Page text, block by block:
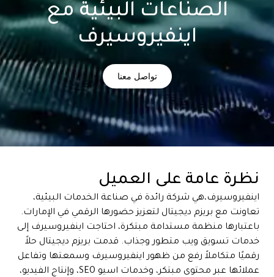
الصناعات البيئية مع
اينفيروسيرف
تواصل معنا
نظرة عامة على العميل
اينفيروسيرف،هي شركة رائدة في صناعة الخدمات البيئية،
تعاونت مع بريزم ديجيتال لتعزيز حضورها الرقمي في الإمارات.
باعتبارها منظمة مستدامة مبتكرة، احتاجت اينفيروسيرف إلى
خدمات تسويق ويب متطور وجذاب. قدمت بريزم ديجيتال حلاً
رقميًا متكاملاً رفع من ظهور اينفيروسيرف وسمعتها وتفاعل
عملائها عبر محتوى مبتكر، وخدمات اسيو SEO، وإنتاج الفيديو،